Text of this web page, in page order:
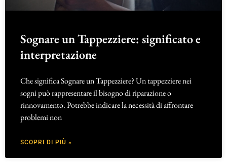
Sognare un Tappezziere: significato e
interpretazione
Che significa Sognare un Tappezziere? Un tappezziere nei
sogni può rappresentare il bisogno di riparazione o
rinnovamento. Potrebbe indicare la necessità di affrontare
problemi non
SCOPRI DI PIÙ »